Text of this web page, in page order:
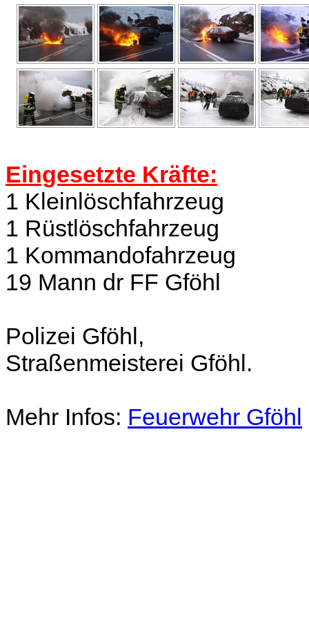
Eingesetzte Kräfte:
1 Kleinlöschfahrzeug
1 Rüstlöschfahrzeug
1 Kommandofahrzeug
19 Mann dr FF Gföhl
Polizei Gföhl,
Straßenmeisterei Gföhl.
Mehr Infos: Feuerwehr Gföhl